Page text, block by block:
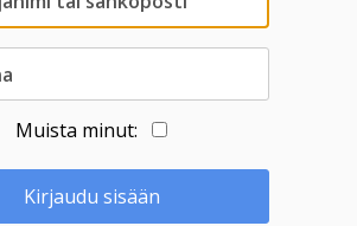
Muista minut:
Kirjaudu sisään